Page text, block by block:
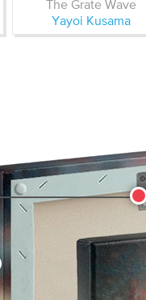
The Grate Wave
Yayoi Kusama